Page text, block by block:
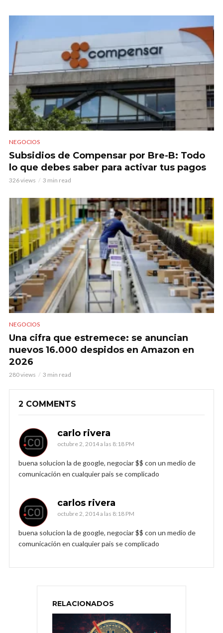
NEGOCIOS
Subsidios de Compensar por Bre-B: Todo
lo que debes saber para activar tus pagos
326 views 3 min read
NEGOCIOS
Una cifra que estremece: se anuncian
nuevos 16.000 despidos en Amazon en
2026
280 views 3 min read
2 COMMENTS
carlo rivera
octubre 2, 2014 a las 8:18 PM
buena solucion la de google, negociar $$ con un medio de
comunicación en cualquier pais se complicado
carlos rivera
octubre 2, 2014 a las 8:18 PM
buena solucion la de google, negociar $$ con un medio de
comunicación en cualquier pais se complicado
RELACIONADOS